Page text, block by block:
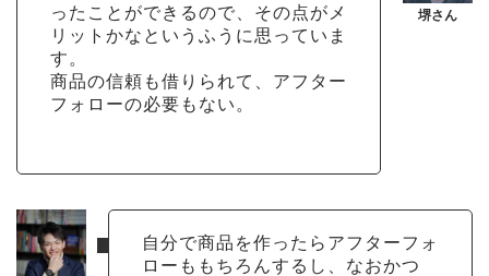
ったことができるので、その点がメ
リットかなというふうに思っていま
す。
商品の信頼も借りられて、アフター
フォローの必要もない。
自分で商品を作ったらアフターフォ
ローももちろんするし、なおかつ